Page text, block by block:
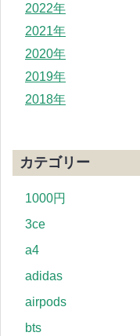
2022年
2021年
2020年
2019年
2018年
カテゴリー
1000円
3ce
a4
adidas
airpods
bts